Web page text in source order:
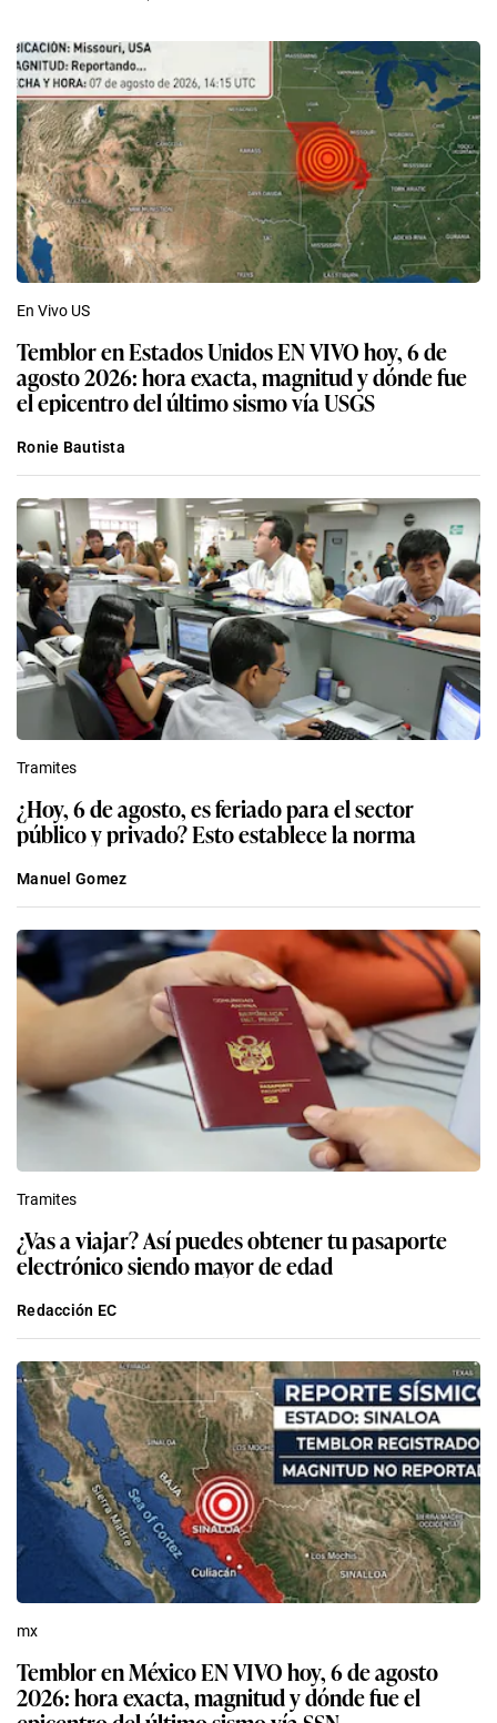
En Vivo US
Temblor en Estados Unidos EN VIVO hoy, 6 de
agosto 2026: hora exacta, magnitud y dónde fue
el epicentro del último sismo vía USGS
Ronie Bautista
Tramites
¿Hoy, 6 de agosto, es feriado para el sector
público y privado? Esto establece la norma
Manuel Gomez
Tramites
¿Vas a viajar? Así puedes obtener tu pasaporte
electrónico siendo mayor de edad
Redacción EC
mx
Temblor en México EN VIVO hoy, 6 de agosto
2026: hora exacta, magnitud y dónde fue el